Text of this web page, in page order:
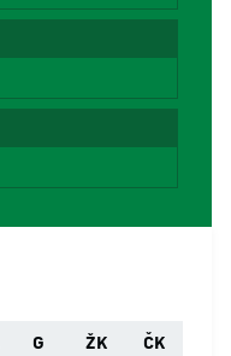
G ŽK ČK